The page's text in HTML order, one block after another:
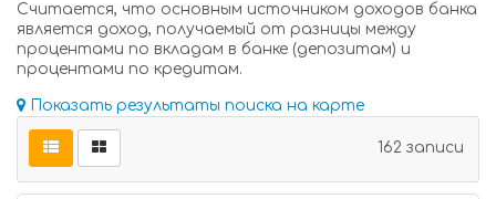
Считается, что основным источником доходов банка
является доход, получаемый от разницы между
процентами по вкладам в банке (депозитам) и
процентами по кредитам.
Показать результаты поиска на карте
162 записи